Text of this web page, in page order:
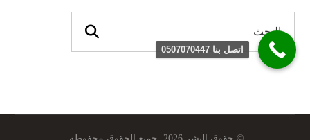
اتصل بنا 0507070447